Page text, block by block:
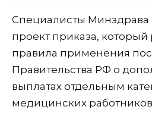
Специалисты Минздрава
проект приказа, который
правила применения
Правительства РФ о
выплатах отдельным
медицинских